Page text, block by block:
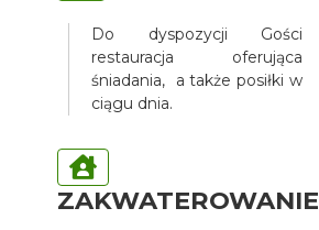
Do dyspozycji Gości
restauracja oferująca
śniadania, a także posiłki w
ciągu dnia.
ZAKWATEROWANIE